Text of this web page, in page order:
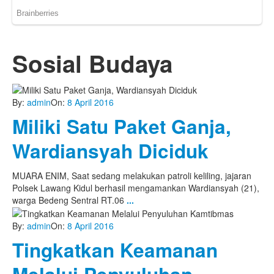
Sosial Budaya
By: adminOn: 8 April 2016
Miliki Satu Paket Ganja,
Wardiansyah Diciduk
MUARA ENIM, Saat sedang melakukan patroli keliling, jajaran
Polsek Lawang Kidul berhasil mengamankan Wardiansyah (21),
warga Bedeng Sentral RT.06 ...
By: adminOn: 8 April 2016
Tingkatkan Keamanan